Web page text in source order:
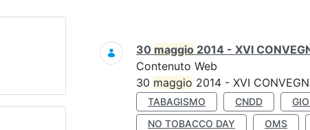
Ricerca
30 maggio 2014 - XVI
Contenuto Web
30 maggio 2014 - XVI
TABAGISMO CNDD
NO TOBACCO DAY
OMS